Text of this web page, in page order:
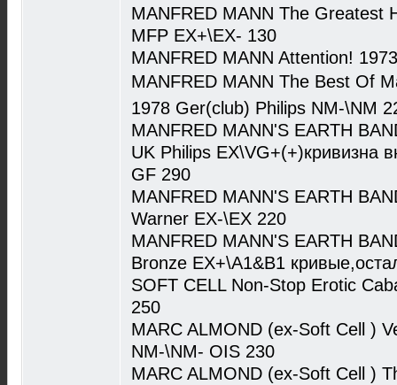
MANFRED MANN The Greatest
MFP EX+\EX- 130
MANFRED MANN Attention!
MANFRED MANN The Best Of
1978 Ger(club) Philips NM-\NM
MANFRED MANN'S EARTH
UK Philips EX\VG+(+)кривизна
GF 290
MANFRED MANN'S EARTH
Warner EX-\EX 220
MANFRED MANN'S EARTH
Bronze EX+\A1&B1
SOFT CELL Non-Stop Erotic
250
MARC ALMOND (ex-Soft Cell )
NM-\NM- OIS 230
MARC ALMOND (ex-Soft Cell )